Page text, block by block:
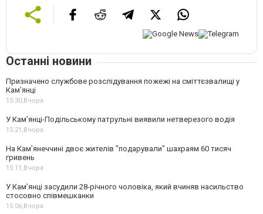
Останні новини
Призначено службове розслідування пожежі на сміттєзвалищі у
Кам’янці
15:30, Вчора
У Кам’янці-Подільському патрульні виявили нетверезого водія
15:21, Вчора
На Камʼянеччині двоє жителів "подарували" шахраям 60 тисяч
гривень
15:11, Вчора
У Камʼянці засудили 28-річного чоловіка, який вчиняв насильство
стосовно співмешканки
15:06, Вчора